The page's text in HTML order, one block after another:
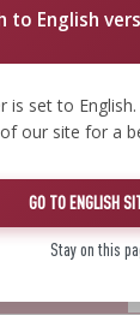
: Instrukcja
to English
is set to
our site for a
GO TO ENGLISH
Stay on this